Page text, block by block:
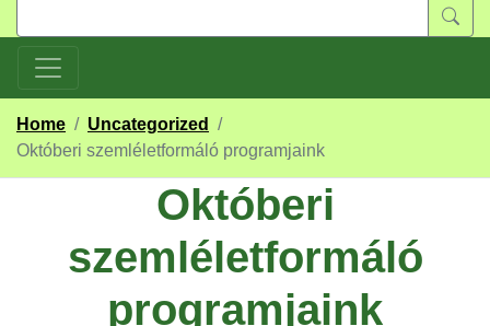
Home / Uncategorized
/
Októberi szemléletformáló programjaink
Októberi
szemléletformáló
programjaink